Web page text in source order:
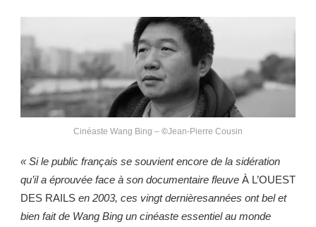
Cinéaste Wang Bing – ©Jean-Pierre Cousin
« Si le public français se souvient encore de la sidération
qu’il a éprouvée face à son documentaire fleuve À L’OUEST
DES RAILS en 2003, ces vingt dernièresannées ont bel et
bien fait de Wang Bing un cinéaste essentiel au monde